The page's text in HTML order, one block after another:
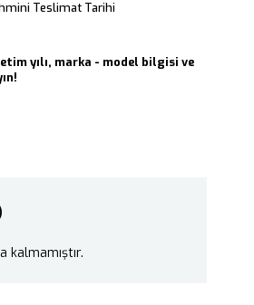
Teslimat Tarihi
yılı, marka - model bilgisi ve
kalmamıştır.